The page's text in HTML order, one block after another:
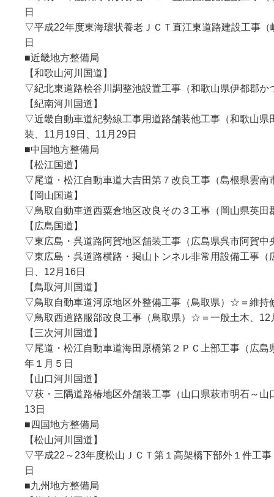
日
▽平成22年度東海環状養老ＪＣＴ直江東道路建設工事
日
■近畿地方整備局
【和歌山河川国道】
▽紀北東道路桧谷川調整池設置工事（和歌山県伊都郡
【紀南河川国道】
▽近畿自動車道紀勢線工事用道路舗装他工事（和歌山
装、11月19日、11月29日
■中国地方整備局
【松江国道】
▽尾道・松江自動車道大吉田第７改良工事（島根県雲
【岡山国道】
▽鳥取自動車道西粟倉地区改良その３工事（岡山県英
【広島国道】
▽東広島・呉道路阿賀地区舗装工事（広島県呉市阿賀
▽東広島・呉道路横路・掲山トンネル非常用設備工事
日、12月16日
【鳥取河川国道】
▽鳥取自動車道河原地区外整備工事（鳥取県）☆＝維持
▽鳥取西道路服部改良工事（鳥取県）☆＝一般土木、12
【三次河川国道】
▽尾道・松江自動車道海田原橋第２ＰＣ上部工事（広
年１月５日
【山口河川国道】
▽萩・三隅道路椿地区外舗装工事（山口県萩市明石～
13日
■四国地方整備局
【松山河川国道】
▽平成22～23年度松山ＪＣＴ第１高架橋下部外１件工
日
■九州地方整備局